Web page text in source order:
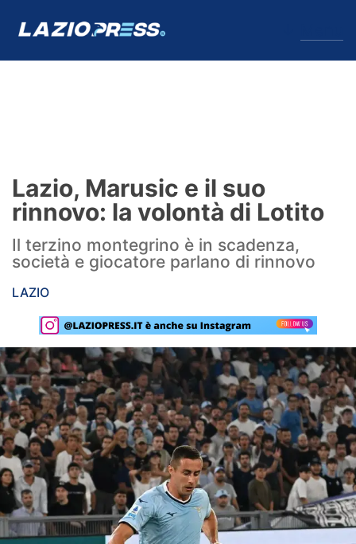
Formello
Infortuni
Primavera
Lazio Women
Rassegna Lazio
Social
Calcio
Serie A
Champions League
Lazio, Marusic e il suo
rinnovo: la volontà di Lotito
Il terzino montegrino è in scadenza,
società e giocatore parlano di rinnovo
LAZIO